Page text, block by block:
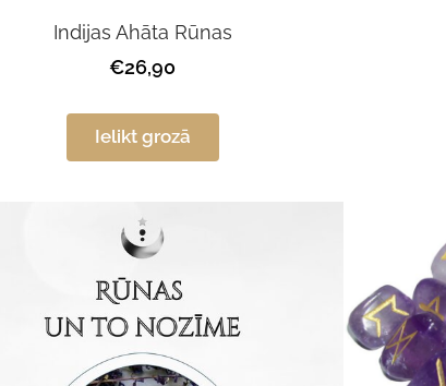
Indijas Ahāta Rūnas
€26,90
Ielikt grozā